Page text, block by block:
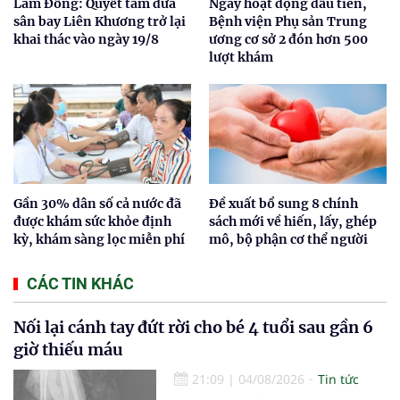
Lâm Đồng: Quyết tâm đưa
sân bay Liên Khương trở lại
khai thác vào ngày 19/8
Ngày hoạt động đầu tiên,
Bệnh viện Phụ sản Trung
ương cơ sở 2 đón hơn 500
lượt khám
Gần 30% dân số cả nước đã
được khám sức khỏe định
kỳ, khám sàng lọc miễn phí
Đề xuất bổ sung 8 chính
sách mới về hiến, lấy, ghép
mô, bộ phận cơ thể người
CÁC TIN KHÁC
Nối lại cánh tay đứt rời cho bé 4 tuổi sau gần 6
giờ thiếu máu
21:09 | 04/08/2026
Tin tức